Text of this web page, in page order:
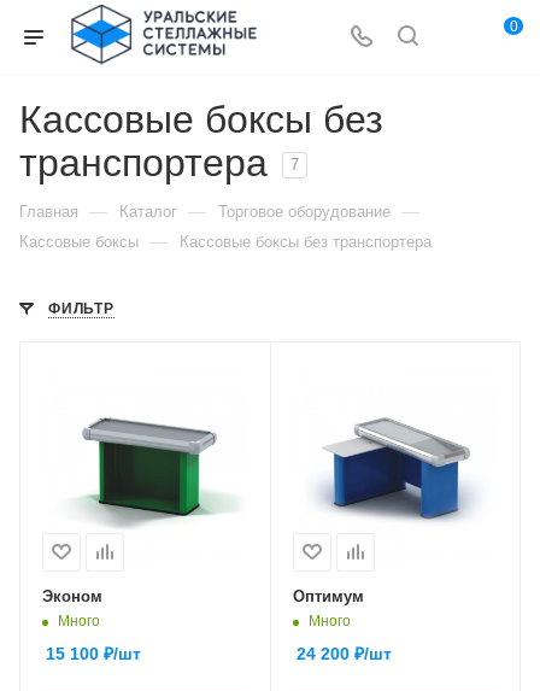
0
Кассовые боксы без
транспортера
7
Главная — Каталог — Торговое оборудование —
Кассовые боксы — Кассовые боксы без транспортера
ФИЛЬТР
Эконом
Много
15 100 ₽/шт
Оптимум
Много
24 200₽/шт